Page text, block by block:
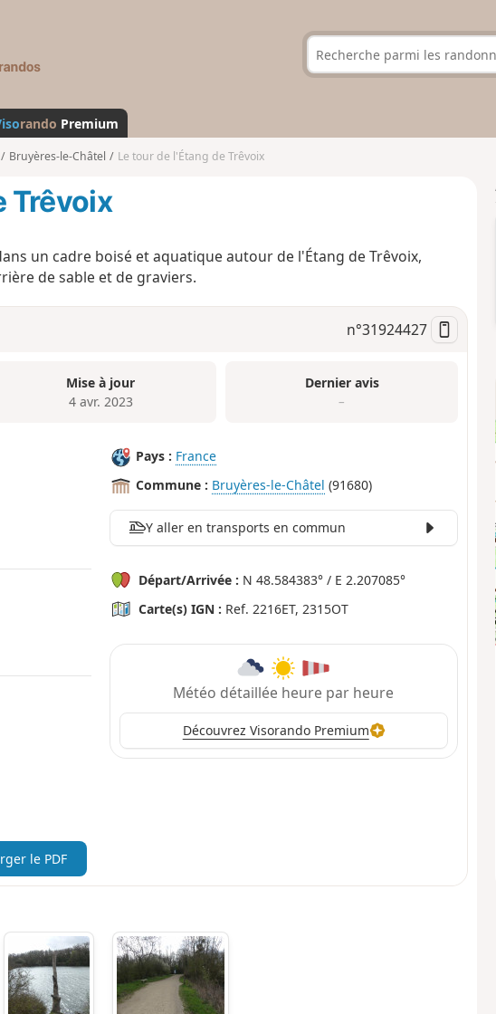
s
a
n
d
rando Premium
Bruyères-le-Châtel Le tour de l'Étang de Trêvoix
Trêvoix
un cadre boisé et aquatique autour de l'Étang de Trêvoix,
de sable et de graviers.
n°31924427
Mise à jour
4 avr. 2023
Dernier avis
–
Pays : France
Commune : Bruyères-le-Châtel (91680)
Y aller en transports en commun
Départ/Arrivée : N 48.584383° / E 2.207085°
Carte(s) IGN : Ref. 2216ET, 2315OT
Météo détaillée heure par heure
Découvrez Visorando Premium
le PDF